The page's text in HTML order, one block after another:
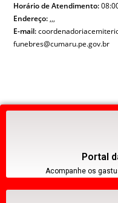
Horário de Atendimento:
Endereço:,,,
E-mail:
funebres@cumaru.pe.gov.br
Portal
Acompanhe os